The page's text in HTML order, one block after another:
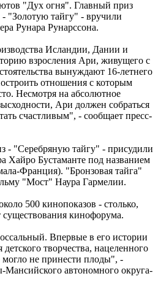
"Дух огня". Главный приз
"Золотую тайгу" - вручили
Рунара Рунарссона.
Исландии, Дании и
взросления Ари, живущего с
вынуждают 16-летнего
отношения с которым
Несмотря на абсолютное
Ари должен собраться
счастливым", - сообщает пресс-
- "Серебряную тайгу" - присудили
Хайро Бустаманте под названием
Франция). "Бронзовая тайга"
"Мост" Наура Гармелии.
500 кинопоказов - столько,
существования кинофорума.
Впервые в его истории
творчества, нацеленного
не принести плоды", -
Мансийского автономного округа-